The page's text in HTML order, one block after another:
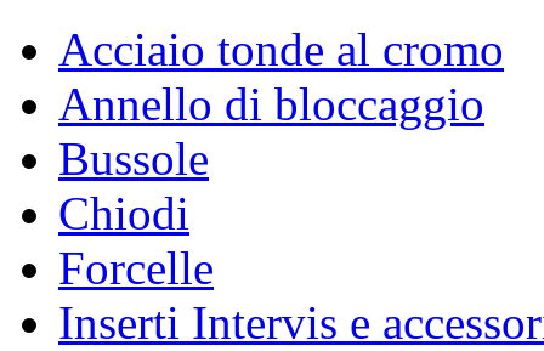
Acciaio tonde al cromo
Annello di bloccaggio
Bussole
Chiodi
Forcelle
Inserti Intervis e